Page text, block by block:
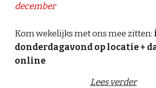
december
Kom wekelijks met ons mee zitten:
donderdagavond op locatie +
online
Lees verder